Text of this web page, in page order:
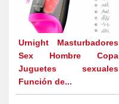
Urnight Masturbadores
Sex Hombre Copa
Juguetes sexuales
Función de...